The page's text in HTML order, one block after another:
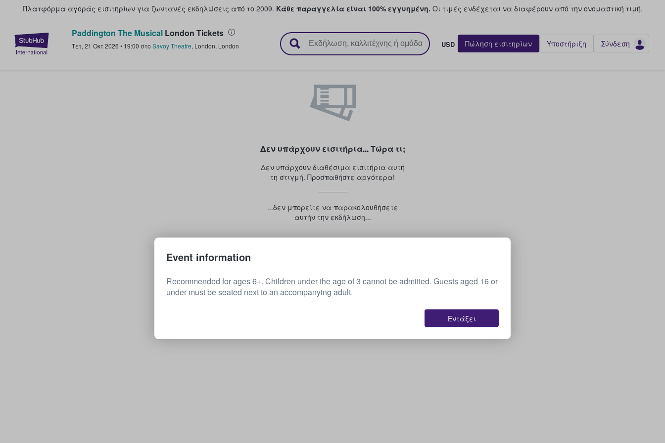
Πλατφόρμα αγοράς εισιτηρίων για ζωντανές εκδηλώσεις από το 2009. Κάθε παραγγελία είναι 100% εγγυημένη. Οι τιμές ενδέχεται να διαφέρουν από την oνομαστική τιμή.
StubHub - Όπου οι φαν αγοράζουν και πουλούν εισιτήρια
Paddington The Musical London Tickets
Τετ, 21 Οκτ 2026 • 19:00 στο Savoy Theatre, London, London USD Πώληση εισιτηρίων Υποστήριξη Σύνδεση
Δεν υπάρχουν εισιτήρια... Τώρα τι;
Δεν υπάρχουν διαθέσιμα εισιτήρια αυτή
τη στιγμή. Προσπαθήστε αργότερα!
...δεν μπορείτε να παρακολουθήσετε
αυτήν την εκδήλωση...
Event information
Recommended for ages 6+. Children under the age of 3 cannot be admitted. Guests aged 16 or
under must be seated next to an accompanying adult.
Εντάξει